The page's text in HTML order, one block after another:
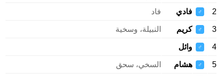
♂ فادي
♂ كريم النبيلة، وسخية
♂ وائل
♂ هشام السخي، سحق